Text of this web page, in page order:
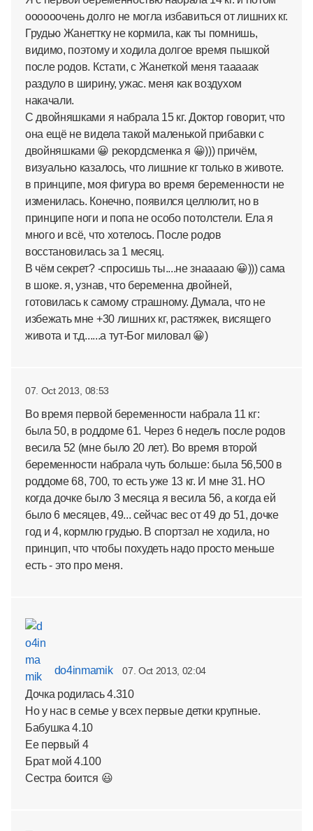
оооооочень долго не могла избавиться от лишних кг.
Грудью Жанеттку не кормила, как ты помнишь,
видимо, поэтому и ходила долгое время пышкой
после родов. Кстати, с Жанеткой меня тааааак
раздуло в ширину, ужас. меня как воздухом
накачали.
С двойняшками я набрала 15 кг. Доктор говорит, что
она ещё не видела такой маленькой прибавки с
двойняшками 😀 рекордсменка я 😀))) причём,
визуально казалось, что лишние кг только в животе.
в принципе, моя фигура во время беременности не
изменилась. Конечно, появился целлюлит, но в
принципе ноги и попа не особо потолстели. Ела я
много и всё, что хотелось. После родов
восстановилась за 1 месяц.
В чём секрет? -спросишь ты....не знааааю 😀))) сама
в шоке. я, узнав, что беременна двойней,
готовилась к самому страшному. Думала, что не
избежать мне +30 лишних кг, растяжек, висящего
живота и т.д......а тут-Бог миловал 😀)
07. Oct 2013, 08:53
Во время первой беременности набрала 11 кг:
была 50, в роддоме 61. Через 6 недель после родов
весила 52 (мне было 20 лет). Во время второй
беременности набрала чуть больше: была 56,500 в
роддоме 68, 700, то есть уже 13 кг. И мне 31. НО
когда дочке было 3 месяца я весила 56, а когда ей
было 6 месяцев, 49... сейчас вес от 49 до 51, дочке
год и 4, кормлю грудью. В спортзал не ходила, но
принцип, что чтобы похудеть надо просто меньше
есть - это про меня.
do4inmamik 07. Oct 2013, 02:04
Дочка родилась 4.310
Но у нас в семье у всех первые детки крупные.
Бабушка 4.10
Ее первый 4
Брат мой 4.100
Сестра боится 😃